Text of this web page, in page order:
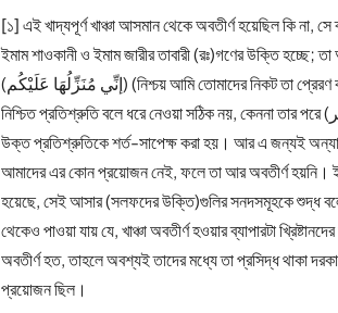
[১] এই খাদ্যপূর্ণ খাঞ্চা আসমান থেকে অবতীর্ণ হয়েছিল কি না,
ইমাম শাওকানী ও ইমাম জারীর তাবারী (রঃ)গণের উক্তি
(إنِّي مُنَزِّلُهَا عَلَيْكُم) (নিশ্চয় আমি তোমাদের নিকট তা প্রেরণ করব)। এটা আল্লাহর প্রতিশ্রুতি যা অবশ্যই সত্য। কিন্তু এটাকে আল্লাহর
নিশ্চিত প্রতিশ্রুতি বলে ধরে নেওয়া সঠিক নয়, কেননা তার পরে (فَمَنْ يَّكْفُر) (কিন্তু এরপরও তোমাদের মধ্যে কেউ অবিশ্বাস করলে) শব্দ দ্বারা
উক্ত প্রতিশ্রুতিকে শর্ত-সাপেক্ষ করা হয়। আর এ জন্যই
আমাদের এর কোন প্রয়োজন নেই, ফলে তা আর অবতীর্ণ হয়নি।
হয়েছে, সেই আসার (সলফদের উক্তি)গুলির সনদসমূহকে শুদ্ধ
থেকেও পাওয়া যায় যে, খাঞ্চা অবতীর্ণ হওয়ার ব্যাপারটা
অবতীর্ণ হত, তাহলে অবশ্যই তাদের মধ্যে তা প্রসিদ্ধ থাকা
প্রয়োজন ছিল।